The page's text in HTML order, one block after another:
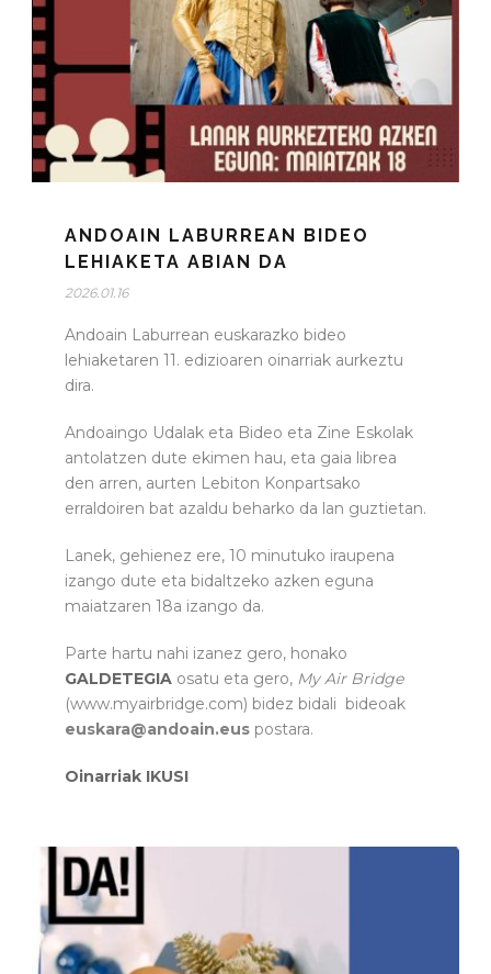
ANDOAIN LABURREAN BIDEO
LEHIAKETA ABIAN DA
2026.01.16
Andoain Laburrean euskarazko bideo
lehiaketaren 11. edizioaren oinarriak aurkeztu
dira.
Andoaingo Udalak eta Bideo eta Zine Eskolak
antolatzen dute ekimen hau, eta gaia librea
den arren, aurten Lebiton Konpartsako
erraldoiren bat azaldu beharko da lan guztietan.
Lanek, gehienez ere, 10 minutuko iraupena
izango dute eta bidaltzeko azken eguna
maiatzaren 18a izango da.
Parte hartu nahi izanez gero, honako
GALDETEGIA osatu eta gero, My Air Bridge
(www.myairbridge.com) bidez bidali bideoak
euskara@andoain.eus postara.
Oinarriak IKUSI